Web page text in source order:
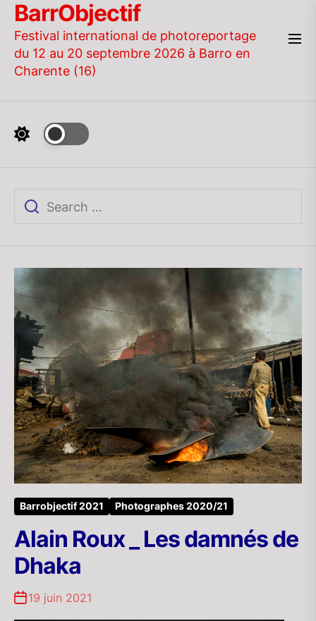
Skip
the
content
BarrObjectif
Festival international de photoreportage
du 12 au 20 septembre 2026 à Barro en
Charente (16)
Barrobjectif 2021 Photographes 2020/21
Alain Roux _ Les damnés de
Dhaka
19 juin 2021